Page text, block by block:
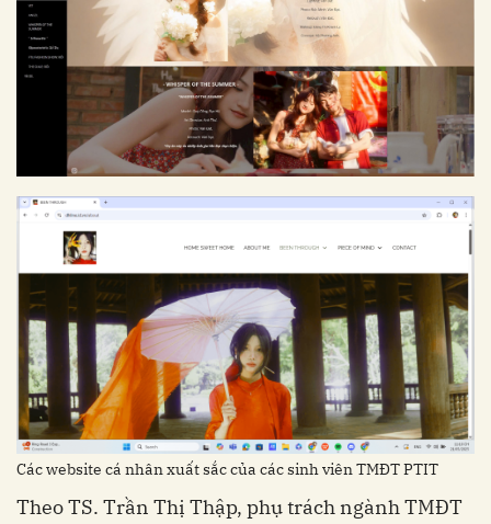
Các website cá nhân xuất sắc của các sinh viên TMĐT PTIT
Theo TS. Trần Thị Thập, phụ trách ngành TMĐT